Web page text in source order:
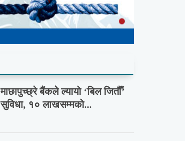
माछापुच्छ्रे बैंकले ल्यायो ‘बिल जितौँ’
सुविधा, १० लाखसम्मको...